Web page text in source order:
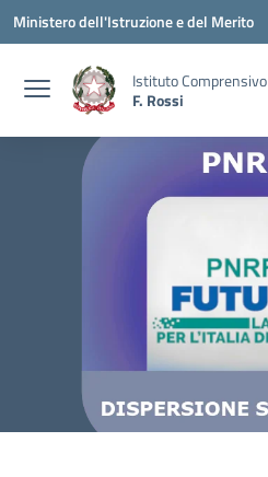
Vai ai contenuti
Vai al menu di navigazione
Vai al footer
Ministero dell'Istruzione e del Merito
Istituto Comprensivo
F. Rossi